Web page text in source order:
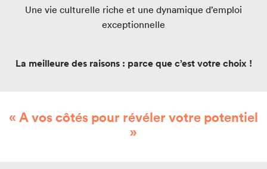
Une vie culturelle riche et une dynamique d’emploi
exceptionnelle
La meilleure des raisons : parce que c’est votre choix !
« A vos côtés pour révéler votre potentiel
»